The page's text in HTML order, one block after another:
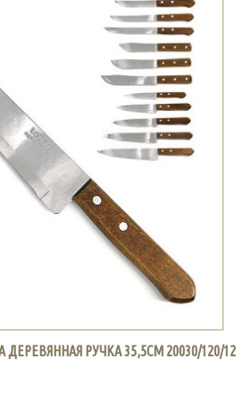
РУЧКА 35,5СМ 20030/120/12